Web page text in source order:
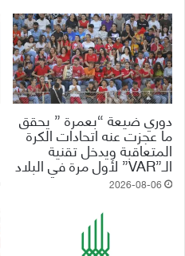
دوري ضيعة “بعمرة ” يحقق
ما عجزت عنه اتحادات الكرة
المتعاقبة ويدخل تقنية
الـ”VAR” لأول مرة في البلاد
2026-08-06